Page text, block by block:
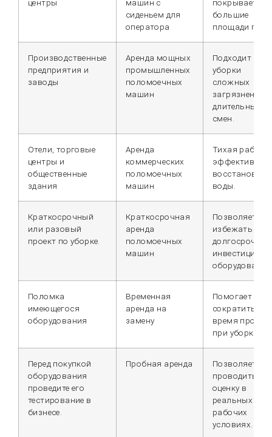
центры
машин с
сиденьем для
оператора
покрывает
большие
площади пола
Производственные
предприятия и
заводы
Аренда мощных
промышленных
поломоечных
машин
Подходит для
уборки
сложных
загрязнений и
длительных
смен.
Отели, торговые
центры и
общественные
здания
Аренда
коммерческих
поломоечных
машин
Тихая работа
эффективное
воды.
Краткосрочный
или разовый
проект по уборке.
Краткосрочная
аренда
поломоечных
машин
Позволяет
избежать
долгосрочных
инвестиций в
Поломка
имеющегося
оборудования
Временная
аренда на
замену
Помогает
сократить
время
при уборке.
Перед покупкой
оборудования
проведите его
тестирование в
бизнесе.
Пробная аренда
Позволяет
проводить
оценку в
реальных
рабочих
условиях.